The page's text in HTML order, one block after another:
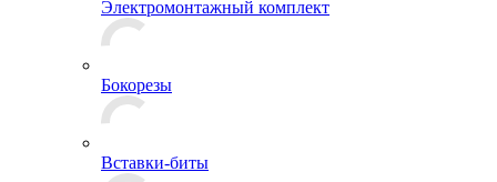
Электромонтажный комплект
Бокорезы
Вставки-биты